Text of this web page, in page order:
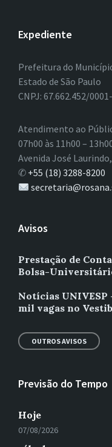
Expediente
Prefeitura do
Estado de São Paulo
CNPJ: 67.662.452/
Atendimento ao
07h00 às 11h00 –
Avenida José
✆ +55 (18) 3288-8200
Avisos
Prestação de
Bolsa-
Notícias UNIVESP
mil vagas no
OUTROS AVISOS
Previsão do Tempo
Hoje
07/08/2026